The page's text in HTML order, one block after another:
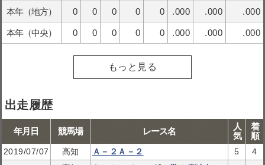
本年（地方） 0 0 0 0 0 .000 .000 .000
本年（中央） 0 0 0 0 0 .000 .000 .000
もっと見る
出走履歴
年月日 競馬場 レース名
人
気
着
順
2019/07/07 高知 Ａ－２Ａ－２ 5
4